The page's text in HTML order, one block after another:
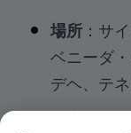
場所 ：サ
ベニーダ
デヘ、テ